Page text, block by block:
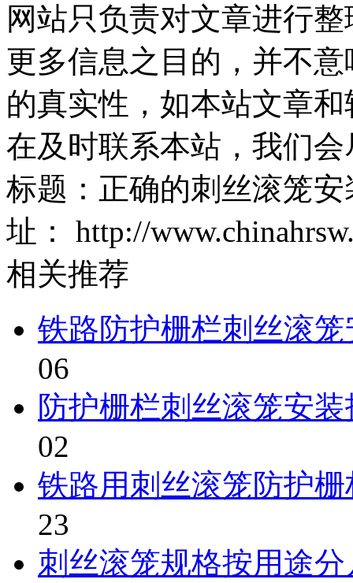
网站只负责对文章进行
更多信息之目的，并不
的真实性，如本站文章
在及时联系本站，我们
标题：正确的
址： http://
相关推荐
铁路防护栅栏刺丝滚
06
防护栅栏刺丝滚笼安
02
铁路用刺丝滚笼防护
23
刺丝滚笼规格按用途